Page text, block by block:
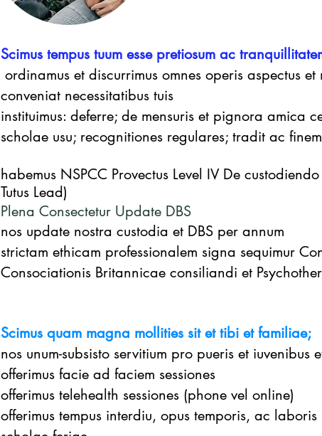
Scimus tempus tuum esse pretiosum ac
ordinamus et discurrimus omnes operis aspectus
conveniat necessitatibus tuis
instituimus: deferre; de mensuris et pignora amica
scholae usu; recognitiones regulares; tradit ac
habemus NSPCC Provectus Level IV De
Tutus Lead)
Plena Consectetur Update DBS
nos update nostra custodia et DBS per annum
strictam ethicam professionalem signa sequimur
Consociationis Britannicae consiliandi et
Scimus quam magna mollities sit et tibi et familiae;
nos unum-subsisto servitium pro pueris et iuvenibus
offerimus facie ad faciem sessiones
offerimus telehealth sessiones (phone vel online)
offerimus tempus interdiu, opus temporis, ac